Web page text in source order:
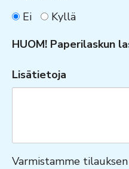
Ei
Kyllä
HUOM! Paperilaskun
Lisätietoja
Varmistamme